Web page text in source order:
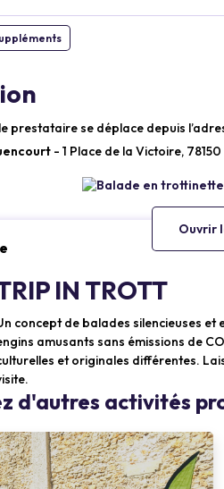
prestataire se déplace depuis
- 1 Place de la Victoire,
Ouvrir
IN TROTT
concept de balades silencieuses et
amusants sans émissions de
et originales différentes.
d'autres activités
Loading...